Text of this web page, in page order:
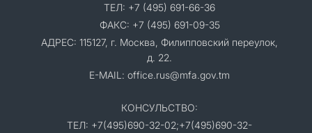
ТЕЛ: +7 (495) 691-66-36
ФАКС: +7 (495) 691-09-35
АДРЕС: 115127, г. Москва, Филипповский переулок,
д. 22.
E-MAIL: office.rus@mfa.gov.tm
КОНСУЛЬСТВО:
ТЕЛ: +7(495)690-32-02;+7(495)690-32-